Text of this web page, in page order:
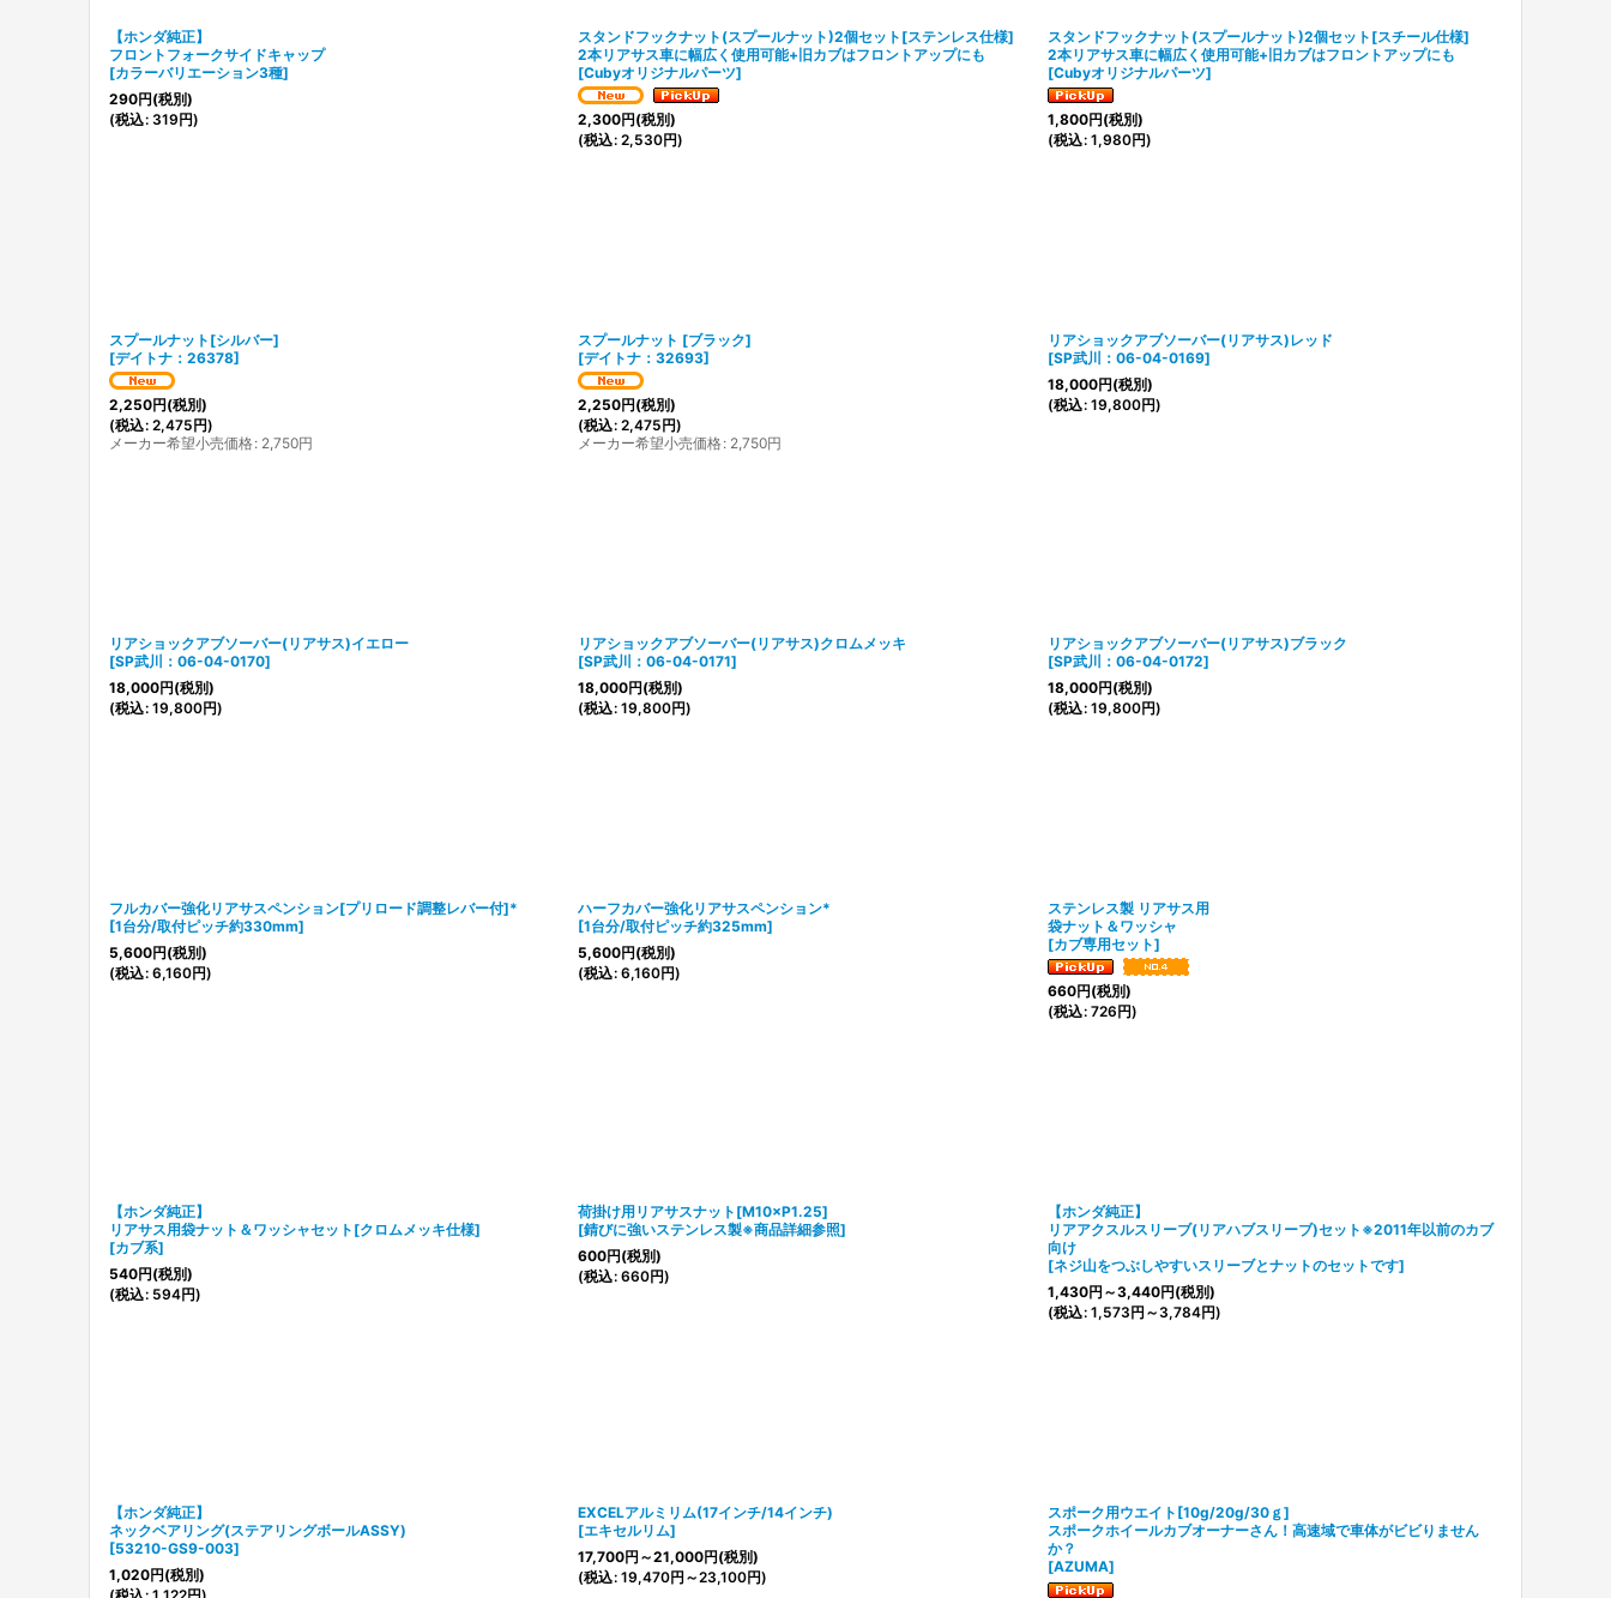
【ホンダ純正】
フロントフォークサイドキャップ
[カラーバリエーション3種]
290円(税別)
(税込: 319円)
スタンドフックナット(スプールナット)2個セット[ステンレス仕様]
2本リアサス車に幅広く使用可能+旧カブはフロントアップにも
[Cubyオリジナルパーツ]
2,300円(税別)
(税込: 2,530円)
スタンドフックナット(スプールナット)2個セット[スチール仕様]
2本リアサス車に幅広く使用可能+旧カブはフロントアップにも
[Cubyオリジナルパーツ]
1,800円(税別)
(税込: 1,980円)
スプールナット[シルバー]
[デイトナ：26378]
2,250円(税別)
(税込: 2,475円)
メーカー希望小売価格: 2,750円
スプールナット [ブラック]
[デイトナ：32693]
2,250円(税別)
(税込: 2,475円)
メーカー希望小売価格: 2,750円
リアショックアブソーバー(リアサス)レッド
[SP武川：06-04-0169]
18,000円(税別)
(税込: 19,800円)
リアショックアブソーバー(リアサス)イエロー
[SP武川：06-04-0170]
18,000円(税別)
(税込: 19,800円)
リアショックアブソーバー(リアサス)クロムメッキ
[SP武川：06-04-0171]
18,000円(税別)
(税込: 19,800円)
リアショックアブソーバー(リアサス)ブラック
[SP武川：06-04-0172]
18,000円(税別)
(税込: 19,800円)
フルカバー強化リアサスペンション[プリロード調整レバー付]*
[1台分/取付ピッチ約330mm]
5,600円(税別)
(税込: 6,160円)
ハーフカバー強化リアサスペンション*
[1台分/取付ピッチ約325mm]
5,600円(税別)
(税込: 6,160円)
ステンレス製 リアサス用
袋ナット＆ワッシャ
[カブ専用セット]
660円(税別)
(税込: 726円)
【ホンダ純正】
リアサス用袋ナット＆ワッシャセット[クロムメッキ仕様]
[カブ系]
540円(税別)
(税込: 594円)
荷掛け用リアサスナット[M10×P1.25]
[錆びに強いステンレス製※商品詳細参照]
600円(税別)
(税込: 660円)
【ホンダ純正】
リアアクスルスリーブ(リアハブスリーブ)セット※2011年以前のカブ
向け
[ネジ山をつぶしやすいスリーブとナットのセットです]
1,430円 ～3,440円(税別)
(税込: 1,573円 ～3,784円)
【ホンダ純正】
ネックベアリング(ステアリングボールASSY)
[53210-GS9-003]
1,020円(税別)
EXCELアルミリム(17インチ/14インチ)
[エキセルリム]
17,700円 ～21,000円(税別)
(税込: 19,470円 ～23,100円)
スポーク用ウエイト[10g/20g/30ｇ]
スポークホイールカブオーナーさん！高速域で車体がビビりません
か？
[AZUMA]